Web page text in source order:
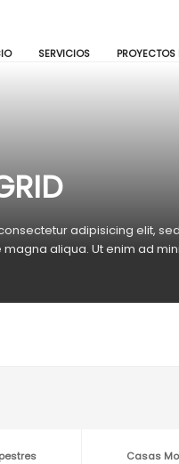
SERVICIOS
adipisicing elit,
aliqua. Ut enim ad
Casas
aquí para responder a